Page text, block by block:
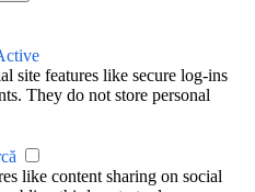
site features like secure log-ins
They do not store personal
like content sharing on social